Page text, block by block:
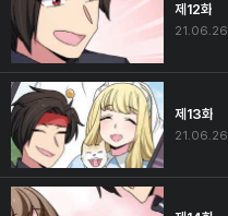
제12화
21.06.26
제13화
21.06.26